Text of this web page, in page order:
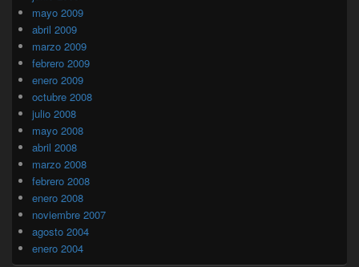
mayo 2009
abril 2009
marzo 2009
febrero 2009
enero 2009
octubre 2008
julio 2008
mayo 2008
abril 2008
marzo 2008
febrero 2008
enero 2008
noviembre 2007
agosto 2004
enero 2004